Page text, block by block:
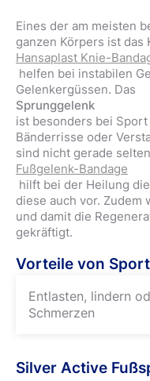
Eines der am meisten
ganzen Körpers ist das
Hansaplast Knie-
helfen bei instabilen
Gelenkergüssen. Das
Sprunggelenk
ist besonders bei
Bänderrisse oder
sind nicht gerade
Fußgelenk-Bandage
hilft bei der Heilung
diese auch vor. Zudem
und damit die
gekräftigt.
Vorteile von
Entlasten, lindern
Schmerzen
Silver Active